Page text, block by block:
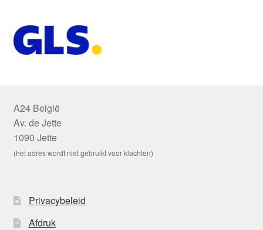
A24 België
Av. de Jette
1090 Jette
(het adres wordt niet gebruikt voor klachten)
Privacybeleid
Afdruk